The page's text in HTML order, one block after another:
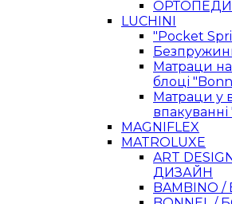
LUCHINI
"Pocket
Матраци
блоці
Матраци у
MAGNIFLEX
MATROLUXE
ART
ДИЗАЙН
BAMBINO